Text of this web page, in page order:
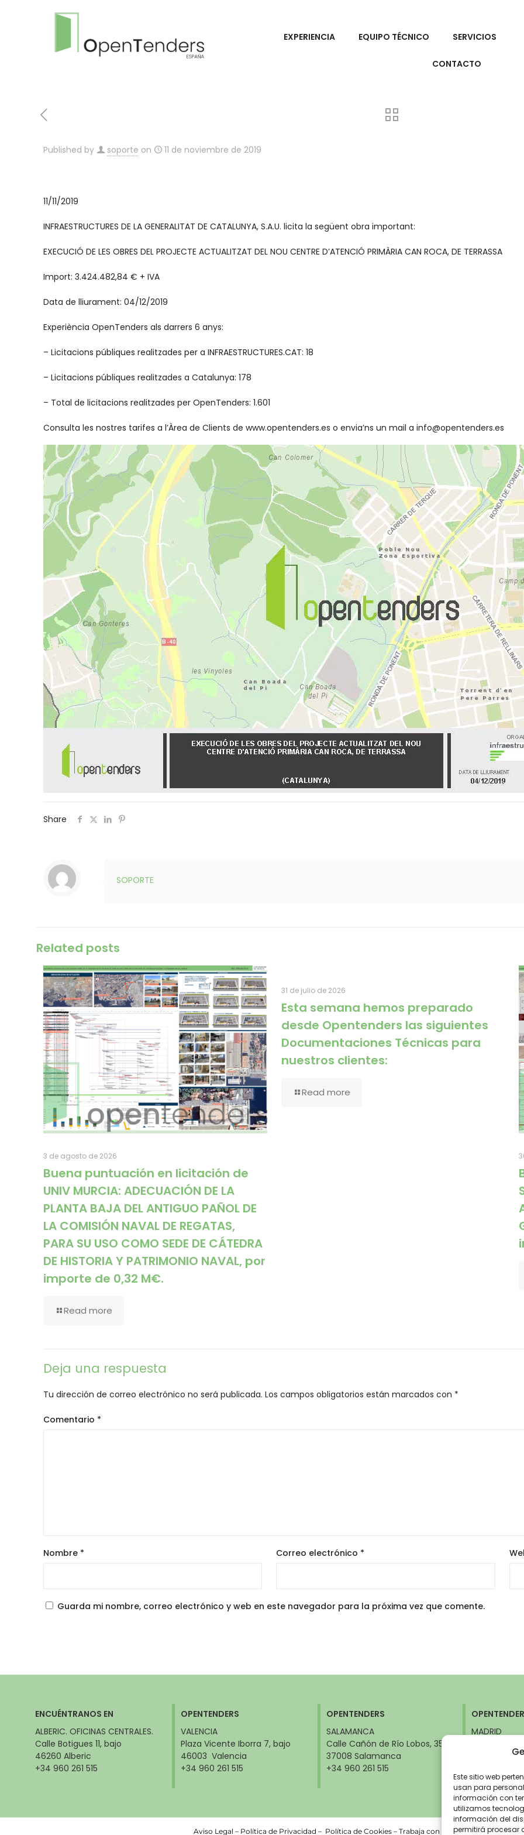
Este sitio web
usan para
información con
utilizamos
información del
permitirá procesar
EXPERIENCIA EQUIPO TÉCNICO SERVICIOS
CONTACTO
Published by soporte on 11 de noviembre de 2019
11/11/2019
INFRAESTRUCTURES DE LA GENERALITAT DE CATALUNYA, S.A.U. licita la següent obra important:
EXECUCIÓ DE LES OBRES DEL PROJECTE ACTUALITZAT DEL NOU CENTRE D’ATENCIÓ PRIMÀRIA CAN ROCA, DE TERRASSA
Import: 3.424.482,84 € + IVA
Data de lliurament: 04/12/2019
Experiència OpenTenders als darrers 6 anys:
– Licitacions públiques realitzades per a INFRAESTRUCTURES.CAT: 18
– Licitacions públiques realitzades a Catalunya: 178
– Total de licitacions realitzades per OpenTenders: 1.601
Consulta les nostres tarifes a l’Àrea de Clients de www.opentenders.es o envia’ns un mail a info@opentenders.es
Share
SOPORTE
Related posts
3 de agosto de 2026
Buena puntuación en licitación de
UNIV MURCIA: ADECUACIÓN DE LA
PLANTA BAJA DEL ANTIGUO PAÑOL DE
LA COMISIÓN NAVAL DE REGATAS,
PARA SU USO COMO SEDE DE CÁTEDRA
DE HISTORIA Y PATRIMONIO NAVAL, por
importe de 0,32 M€.
Read more
31 de julio de 2026
Esta semana hemos preparado
desde Opentenders las siguientes
Documentaciones Técnicas para
nuestros clientes:
Read more
Deja una respuesta
Tu dirección de correo electrónico no será publicada. Los campos obligatorios están marcados con *
Comentario *
Nombre * Correo electrónico *
Guarda mi nombre, correo electrónico y web en este navegador para la próxima vez que comente.
ENCUÉNTRANOS EN
ALBERIC. OFICINAS CENTRALES.
Calle Botigues 11, bajo
46260 Alberic
+34 960 261 515
OPENTENDERS
VALENCIA
Plaza Vicente Iborra 7, bajo
46003 Valencia
+34 960 261 515
OPENTENDERS
SALAMANCA
Calle Cañón de Río Lobos, 35
37008 Salamanca
+34 960 261 515
MADRID
28020
+34 960 261
Aviso Legal – Política de Privacidad – Política de Cookies – Trabaja con nosotros